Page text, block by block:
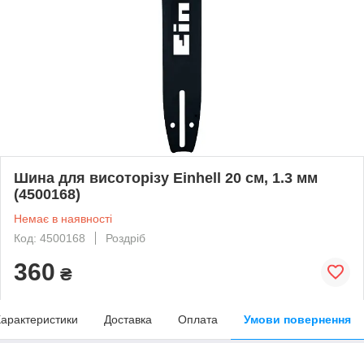
Шина для висоторізу Einhell 20 см, 1.3 мм
(4500168)
Немає в наявності
Код: 4500168
Роздріб
360 ₴
Доставка Оплата Умови повернення